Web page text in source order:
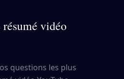
vidéo
questions les plus